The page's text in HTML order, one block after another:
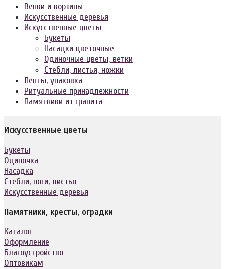
Венки и корзины
Искусственные деревья
Искусственные цветы
Букеты
Насадки цветочные
Одиночные цветы, ветки
Стебли, листья, ножки
Ленты, упаковка
Ритуальные принадлежности
Памятники из гранита
Искусственные цветы
Букеты
Одиночка
Насадка
Стебли, ноги, листья
Искусственные деревья
Памятники, кресты, оградки
Каталог
Оформление
Благоустройство
Оптовикам